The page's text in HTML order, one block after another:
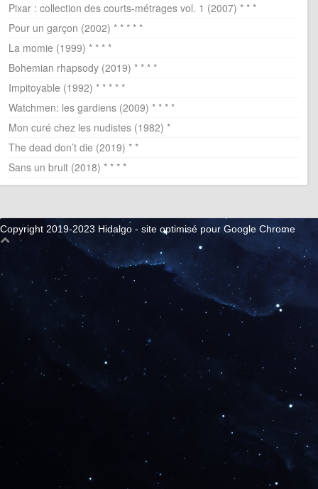
Pixar : collection des courts-métrages vol. 1 (2007) * * *
Pour un garçon (2002) * * * * *
La momie (1999) * * * *
Bohemian rhapsody (2019) * * * *
Impitoyable (1992) * * * * *
Watchmen: les gardiens (2009) * * * *
Mon curé chez les nudistes (1982) *
The dead don’t die (2019) * *
Sans un bruit (2018) * * * *
Copyright 2019-2023 Hidalgo - site optimisé pour Google Chrome